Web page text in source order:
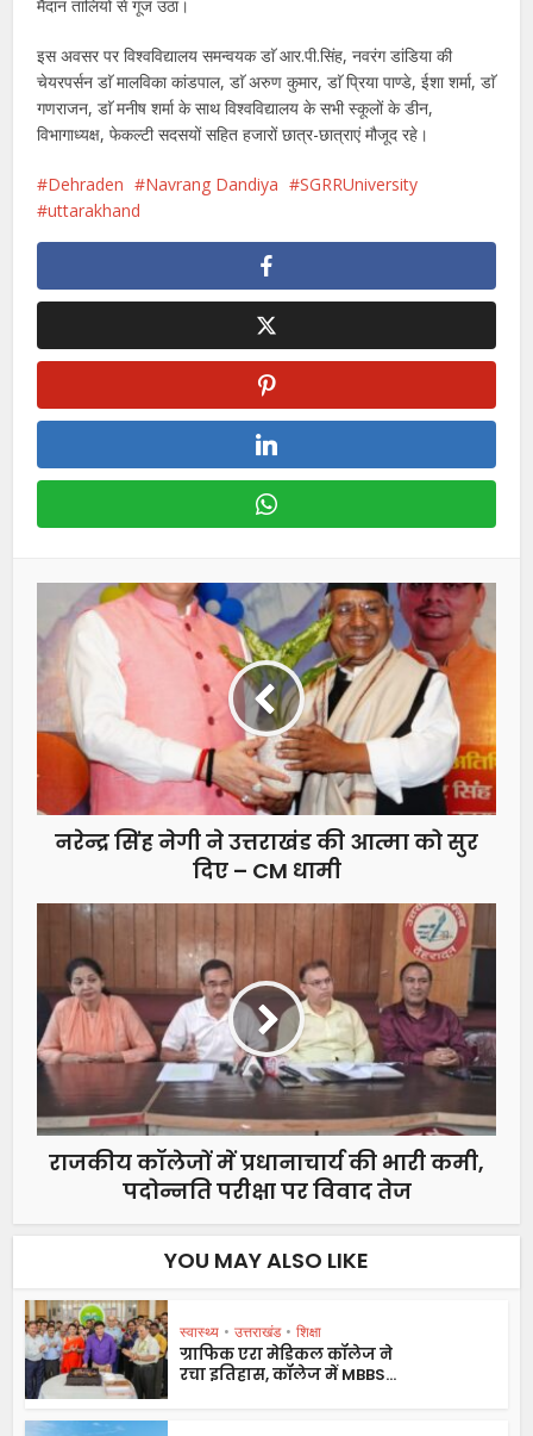
मैदान तालियों से गूंज उठा।
इस अवसर पर विश्वविद्यालय समन्वयक डाॅ आर.पी.सिंह, नवरंग डांडिया की
चेयरपर्सन डाॅ मालविका कांडपाल, डाॅ अरुण कुमार, डाॅ प्रिया पाण्डे, ईशा शर्मा, डाॅ
गणराजन, डाॅ मनीष शर्मा के साथ विश्वविद्यालय के सभी स्कूलों के डीन,
विभागाध्यक्ष, फेकल्टी सदसयों सहित हजारों छात्र-छात्राएं मौजूद रहे।
Dehraden Navrang Dandiya
SGRRUniversity
uttarakhand
नरेन्द्र सिंह नेगी ने उत्तराखंड की आत्मा को सुर
दिए – CM धामी
राजकीय कॉलेजों में प्रधानाचार्य की भारी कमी,
पदोन्नति परीक्षा पर विवाद तेज
YOU MAY ALSO LIKE
स्वास्थ्य • उत्तराखंड • शिक्षा
ग्राफिक एरा मेडिकल कॉलेज ने
रचा इतिहास, कॉलेज में MBBS...